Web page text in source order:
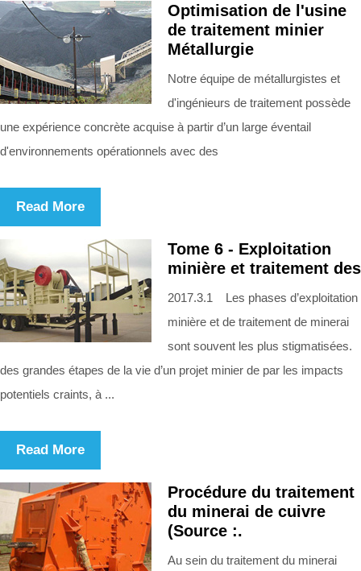
Optimisation de l'usine
de traitement minier
Métallurgie
Notre équipe de métallurgistes et
d'ingénieurs de traitement possède
une expérience concrète acquise à partir d’un large éventail
d'environnements opérationnels avec des
Read More
Tome 6 - Exploitation
minière et traitement des
2017.3.1 Les phases d’exploitation
minière et de traitement de minerai
sont souvent les plus stigmatisées.
des grandes étapes de la vie d’un projet minier de par les impacts
potentiels craints, à ...
Read More
Procédure du traitement
du minerai de cuivre
(Source :.
Au sein du traitement du minerai